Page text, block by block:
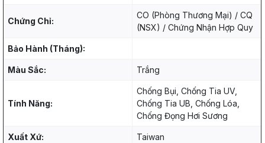
Chứng Chỉ:
CO (Phòng Thương Mại) / CQ
(NSX) / Chứng Nhận Hợp Quy
Bảo Hành (Tháng):
Màu Sắc: Trắng
Tính Năng:
Chống Bụi, Chống Tia UV,
Chống Tia UB, Chống Lóa,
Chống Đọng Hơi Sương
Xuất Xứ: Taiwan